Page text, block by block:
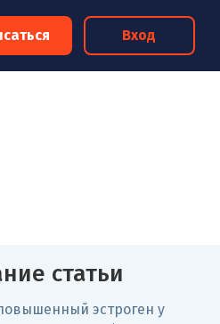
Вход
статьи
эстроген у